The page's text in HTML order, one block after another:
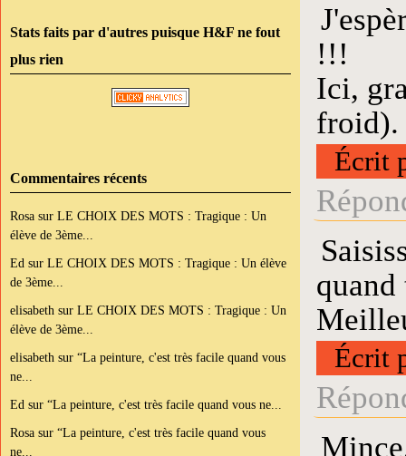
Stats faits par d'autres puisque H&F ne fout
plus rien
Commentaires récents
Rosa sur LE CHOIX DES MOTS : Tragique : Un
élève de 3ème...
Ed sur LE CHOIX DES MOTS : Tragique : Un élève
de 3ème...
elisabeth sur LE CHOIX DES MOTS : Tragique : Un
élève de 3ème...
elisabeth sur “La peinture, c'est très facile quand vous
ne...
Ed sur “La peinture, c'est très facile quand vous ne...
Rosa sur “La peinture, c'est très facile quand vous
ne...
!!!
Ici,
froid).
Écrit
quand
Écrit